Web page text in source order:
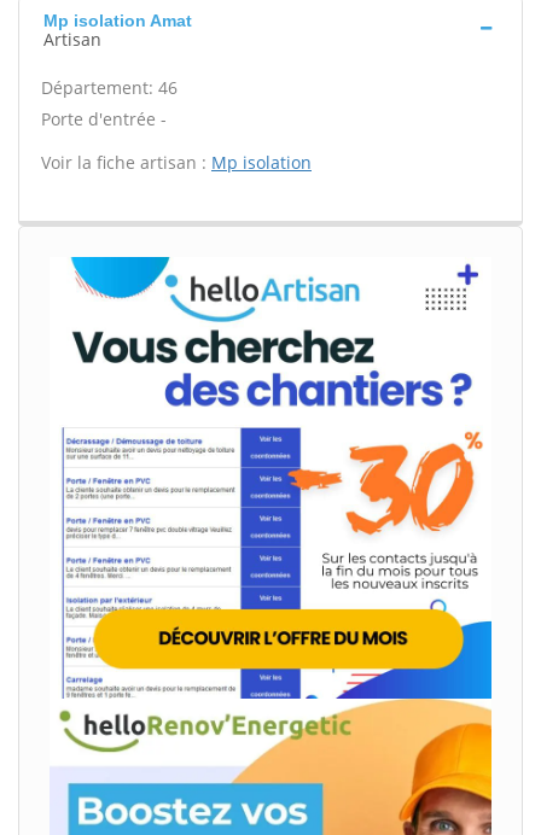
Mp isolation Amat
Artisan
Département: 46
Porte d'entrée -
Voir la fiche artisan : Mp isolation